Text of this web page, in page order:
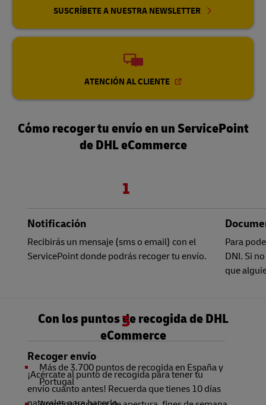
SUSCRÍBETE A NUESTRA NEWSLETTER
ATENCIÓN AL CLIENTE
Cómo recoger tu envío en un ServicePoint
de DHL eCommerce
1
Notificación
Recibirás un mensaje (sms o email) con el
ServicePoint donde podrás recoger tu envío.
Para
DNI. Si
que
3
Recoger envío
¡Acércate al punto de recogida para tener tu
envío cuanto antes! Recuerda que tienes 10 días
Con los puntos de recogida de DHL
eCommerce
Más de 3.700 puntos de recogida en España y
Portugal